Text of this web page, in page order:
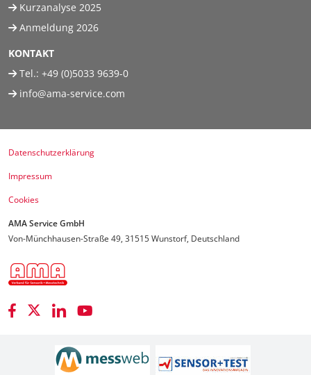
Kurzanalyse 2025
Anmeldung 2026
KONTAKT
Tel.: +49 (0)5033 9639-0
info@ama-service.com
Datenschutzerklärung
Impressum
Cookies
AMA Service GmbH
Von-Münchhausen-Straße 49, 31515 Wunstorf, Deutschland